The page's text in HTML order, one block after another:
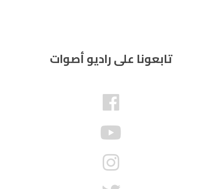
تابعونا على راديو أصوات